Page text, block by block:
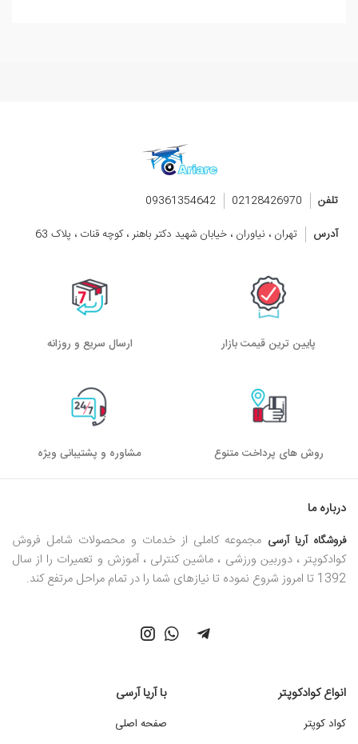
تلفن 02128426970
09361354642
آدرس
تهران ، نیاوران ، خیابان شهید دکتر باهنر ، کوچه قنات ، پلاک 63
پایین ترین قیمت بازار ارسال سریع و روزانه
روش های پرداخت متنوع مشاوره و پشتیبانی ویژه
درباره ما
فروشگاه آریا آرسی مجموعه کاملی از خدمات و محصولات شامل فروش
کوادکوپتر ، دوربین ورزشی ، ماشین کنترلی ، آموزش و تعمیرات را از سال
1392 تا امروز شروع نموده تا نیازهای شما را در تمام مراحل مرتفع کند.
انواع کوادکوپتر
کواد کوپتر
با آریا آرسی
صفحه اصلی